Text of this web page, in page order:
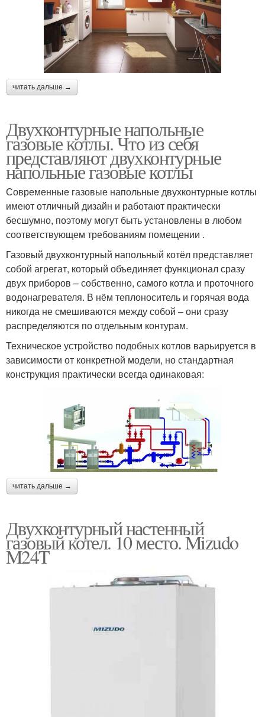
читать дальше →
Двухконтурные напольные
газовые котлы. Что из себя
представляют двухконтурные
напольные газовые котлы
Современные газовые напольные двухконтурные котлы
имеют отличный дизайн и работают практически
бесшумно, поэтому могут быть установлены в любом
соответствующем требованиям помещении .
Газовый двухконтурный напольный котёл представляет
собой агрегат, который объединяет функционал сразу
двух приборов – собственно, самого котла и проточного
водонагревателя. В нём теплоноситель и горячая вода
никогда не смешиваются между собой – они сразу
распределяются по отдельным контурам.
Техническое устройство подобных котлов варьируется в
зависимости от конкретной модели, но стандартная
конструкция практически всегда одинаковая:
читать дальше →
Двухконтурный настенный
газовый котел. 10 место. Mizudo
M24T